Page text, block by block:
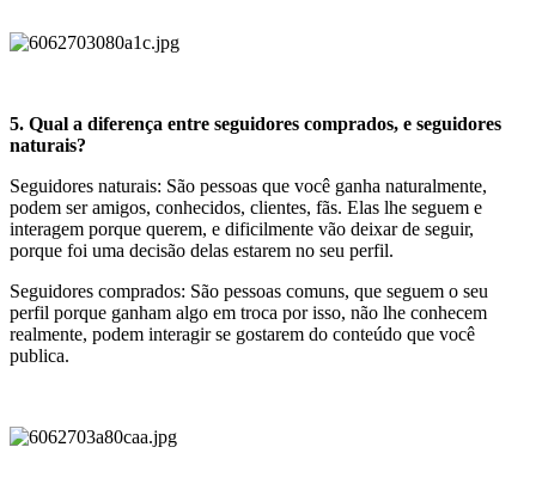
5. Qual a diferença entre seguidores comprados, e seguidores
naturais?
Seguidores naturais: São pessoas que você ganha naturalmente,
podem ser amigos, conhecidos, clientes, fãs. Elas lhe seguem e
interagem porque querem, e dificilmente vão deixar de seguir,
porque foi uma decisão delas estarem no seu perfil.
Seguidores comprados: São pessoas comuns, que seguem o seu
perfil porque ganham algo em troca por isso, não lhe conhecem
realmente, podem interagir se gostarem do conteúdo que você
publica.